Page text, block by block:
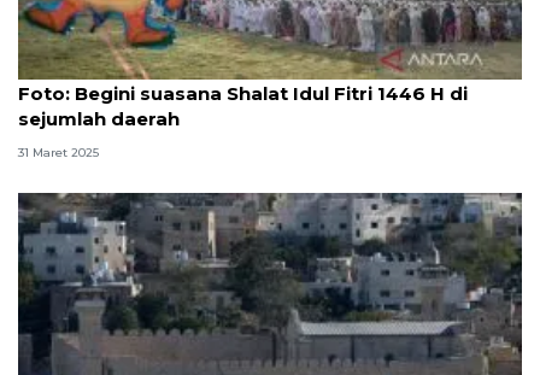
Foto
Foto: Begini suasana Shalat Idul Fitri 1446 H di
sejumlah daerah
31 Maret 2025